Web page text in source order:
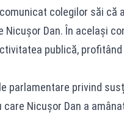
colegilor săi că
Dan. În același
publică,
parlamentare privind
Nicușor Dan a